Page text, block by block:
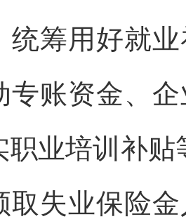
统筹用好就
专账资金、
职业培训补
取失业保险